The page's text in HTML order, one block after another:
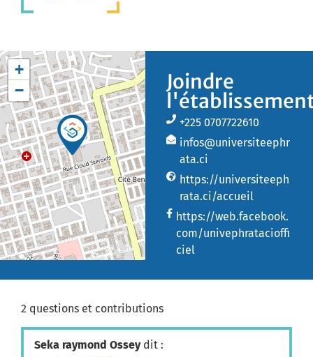
+
−
Joindre
+225 0707722610
infos@universiteephr
ata.ci
https://universiteeph
rata.ci/accueil
https://web.facebook.
com/univephratacioffi
ciel
2 questions et contributions
Seka raymond Ossey dit :